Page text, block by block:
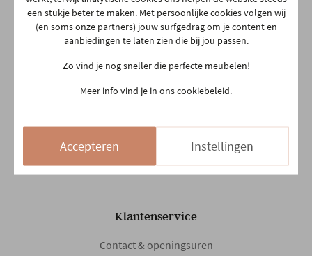
Woonstijl Jong wonen
Woe
10:00 - 18:30
Do
Gesloten
Vr
10:00 - 18:30
Za
10:00 - 18:00
14/08 en 15/08 Gesloten
Klantenservice
Contact & openingsuren
een stukje beter te maken. Met persoonlijke cookies volgen wij
(en soms onze partners) jouw surfgedrag om je content en
aanbiedingen te laten zien die bij jou passen.
Zo vind je nog sneller die perfecte meubelen!
Meer info vind je in ons cookiebeleid.
Accepteren Instellingen